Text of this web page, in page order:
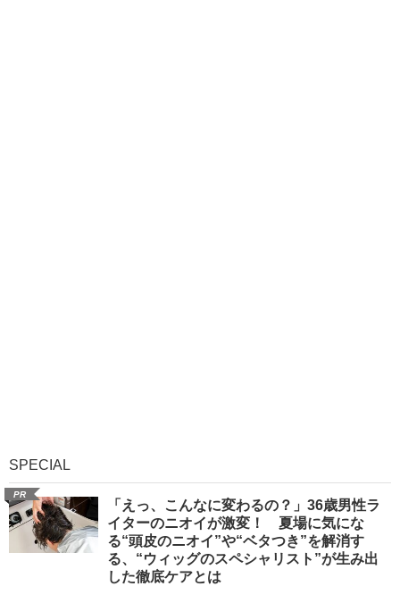
SPECIAL
PR
「えっ、こんなに変わるの？」36歳男性ラ
イターのニオイが激変！ 夏場に気にな
る“頭皮のニオイ”や“ベタつき”を解消す
る、“ウィッグのスペシャリスト”が生み出
した徹底ケアとは